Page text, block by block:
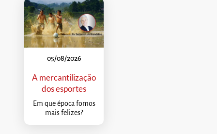
05/08/2026
A mercantilização
dos esportes
Em que época fomos
mais felizes?